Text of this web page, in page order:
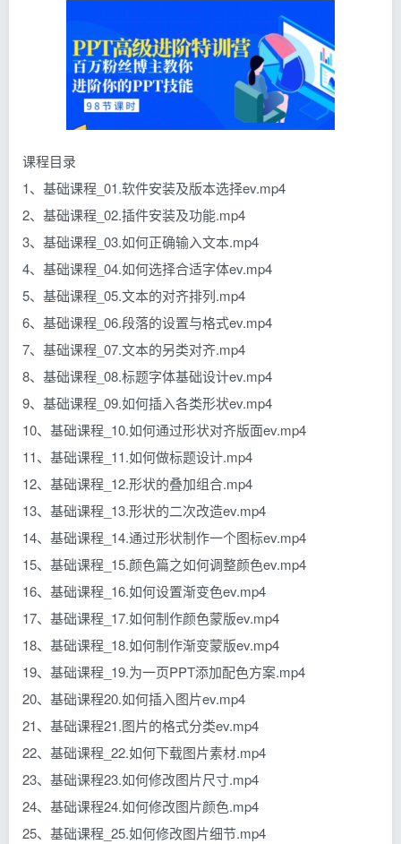
课程目录
1、基础课程_01.软件安装及版本选择ev.mp4
2、基础课程_02.插件安装及功能.mp4
3、基础课程_03.如何正确输入文本.mp4
4、基础课程_04.如何选择合适字体ev.mp4
5、基础课程_05.文本的对齐排列.mp4
6、基础课程_06.段落的设置与格式ev.mp4
7、基础课程_07.文本的另类对齐.mp4
8、基础课程_08.标题字体基础设计ev.mp4
9、基础课程_09.如何插入各类形状ev.mp4
10、基础课程_10.如何通过形状对齐版面ev.mp4
11、基础课程_11.如何做标题设计.mp4
12、基础课程_12.形状的叠加组合.mp4
13、基础课程_13.形状的二次改造ev.mp4
14、基础课程_14.通过形状制作一个图标ev.mp4
15、基础课程_15.颜色篇之如何调整颜色ev.mp4
16、基础课程_16.如何设置渐变色ev.mp4
17、基础课程_17.如何制作颜色蒙版ev.mp4
18、基础课程_18.如何制作渐变蒙版ev.mp4
19、基础课程_19.为一页PPT添加配色方案.mp4
20、基础课程20.如何插入图片ev.mp4
21、基础课程21.图片的格式分类ev.mp4
22、基础课程_22.如何下载图片素材.mp4
23、基础课程23.如何修改图片尺寸.mp4
24、基础课程24.如何修改图片颜色.mp4
25、基础课程_25.如何修改图片细节.mp4